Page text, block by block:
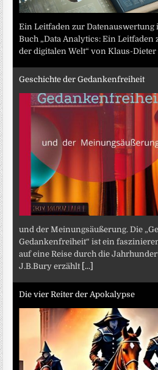
Ein Leitfaden zur Datenauswertung
Buch „Data Analytics: Ein
der digitalen Welt“ von Klaus-Dieter
Geschichte der Gedankenfreiheit
und der Meinungsäußerung. Die
Gedankenfreiheit“ ist ein
auf eine Reise durch die
J.B.Bury erzählt [...]
Die vier Reiter der Apokalypse